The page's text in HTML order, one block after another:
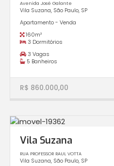
Avenida José Galante
Vila Suzana, São Paulo, SP
Apartamento - Venda
160m²
3 Dormitórios
3 Vagas
5 Banheiros
R$ 860.000,00
Vila Suzana
RUA PROFESSOR RAUL VOTTA
Vila Suzana, São Paulo, SP